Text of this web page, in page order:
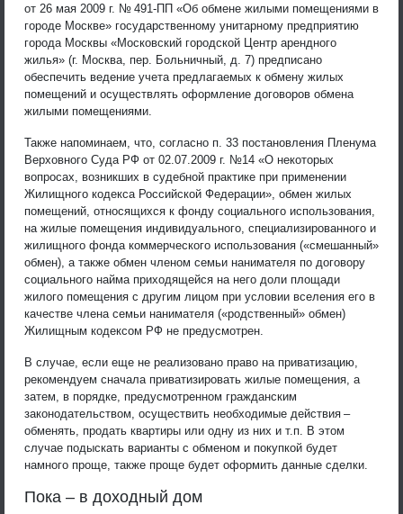
от 26 мая 2009 г. № 491-ПП «Об обмене жилыми помещениями в
городе Москве» государственному унитарному предприятию
города Москвы «Московский городской Центр арендного
жилья» (г. Москва, пер. Больничный, д. 7) предписано
обеспечить ведение учета предлагаемых к обмену жилых
помещений и осуществлять оформление договоров обмена
жилыми помещениями.
Также напоминаем, что, согласно п. 33 постановления Пленума
Верховного Суда РФ от 02.07.2009 г. №14 «О некоторых
вопросах, возникших в судебной практике при применении
Жилищного кодекса Российской Федерации», обмен жилых
помещений, относящихся к фонду социального использования,
на жилые помещения индивидуального, специализированного и
жилищного фонда коммерческого использования («смешанный»
обмен), а также обмен членом семьи нанимателя по договору
социального найма приходящейся на него доли площади
жилого помещения с другим лицом при условии вселения его в
качестве члена семьи нанимателя («родственный» обмен)
Жилищным кодексом РФ не предусмотрен.
В случае, если еще не реализовано право на приватизацию,
рекомендуем сначала приватизировать жилые помещения, а
затем, в порядке, предусмотренном гражданским
законодательством, осуществить необходимые действия –
обменять, продать квартиры или одну из них и т.п. В этом
случае подыскать варианты с обменом и покупкой будет
намного проще, также проще будет оформить данные сделки.
Пока – в доходный дом